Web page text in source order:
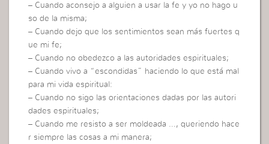
– Cuando aconsejo a alguien a usar la fe y yo no hago u
so de la misma;
– Cuando dejo que los sentimientos sean más fuertes q
ue mi fe;
– Cuando no obedezco a las autoridades espirituales;
– Cuando vivo a “escondidas” haciendo lo que está mal
para mi vida espiritual:
– Cuando no sigo las orientaciones dadas por las autori
dades espirituales;
– Cuando me resisto a ser moldeada …, queriendo hace
r siempre las cosas a mi manera;